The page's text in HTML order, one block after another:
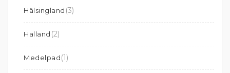
Hälsingland (3)
Halland (2)
Medelpad(1)